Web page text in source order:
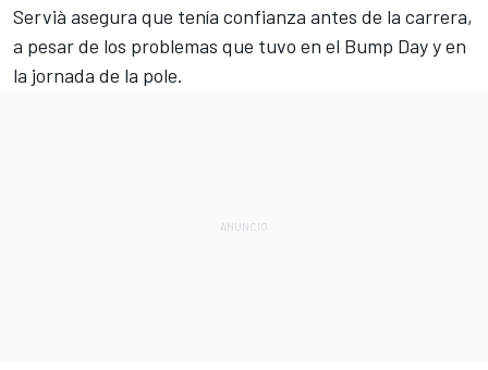
Servià asegura que tenía confianza antes de la carrera,
a pesar de los problemas que tuvo en el Bump Day y en
la jornada de la pole.